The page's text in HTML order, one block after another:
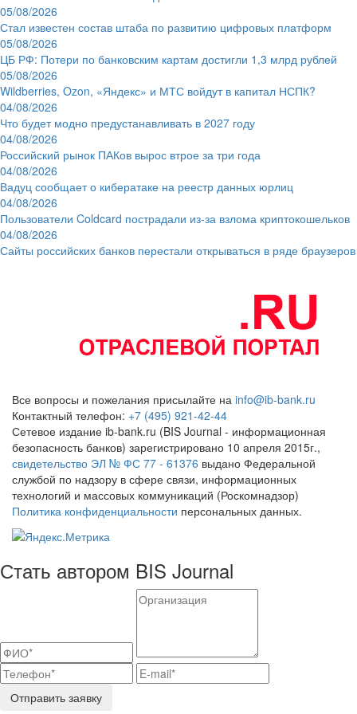
05/08/2026
Стал известен состав штаба по развитию цифровых платформ
05/08/2026
ЦБ РФ: Потери по банковским картам достигли 1,3 млрд рублей
05/08/2026
Wildberries, Ozon, «Яндекс» и МТС войдут в капитал НСПК?
04/08/2026
Что будет модно предустанавливать в 2027 году
04/08/2026
Российский рынок ПАКов вырос втрое за три года
04/08/2026
Вадуц сообщает о кибератаке на реестр данных юрлиц
04/08/2026
Пользователи Coldcard пострадали из-за взлома криптокошельков
04/08/2026
Сайты российских банков перестали открываться в ряде браузеров
Все вопросы и пожелания присылайте на info@ib-bank.ru
Контактный телефон: +7 (495) 921-42-44
Сетевое издание ib-bank.ru (BIS Journal - информационная
безопасность банков) зарегистрировано 10 апреля 2015г.,
свидетельство ЭЛ № ФС 77 - 61376 выдано Федеральной
службой по надзору в сфере связи, информационных
технологий и массовых коммуникаций (Роскомнадзор)
Политика конфиденциальности персональных данных.
Стать автором BIS Journal
Отправить заявку